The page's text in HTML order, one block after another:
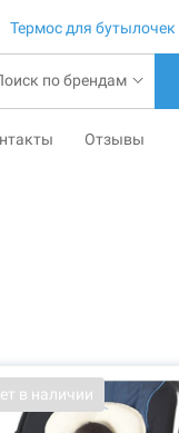
Термос для бутылочек
Отзывы
в наличии